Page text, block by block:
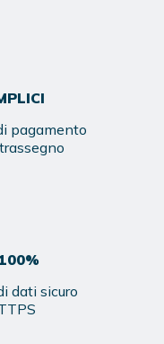
pagamento
dati sicuro